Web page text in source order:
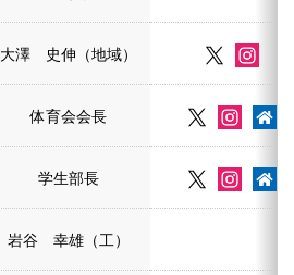
大澤 史伸（地域）
体育会会長
学生部長
岩谷 幸雄（工）